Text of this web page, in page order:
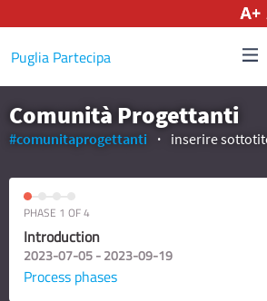
Puglia Partecipa
Comunità Progettanti
#comunitaprogettanti inserire
PHASE 1 OF 4
Introduction
2023-07-05 - 2023-09-19
Process phases